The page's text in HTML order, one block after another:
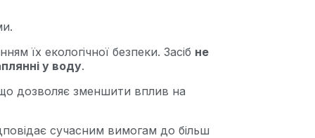
їх екологічної безпеки. Засіб не
у воду.
дозволяє зменшити вплив на
сучасним вимогам до більш